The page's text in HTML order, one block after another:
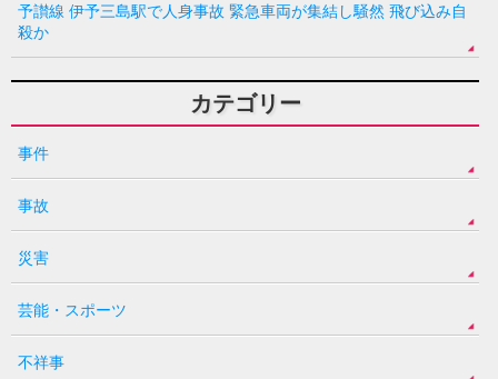
予讃線 伊予三島駅で人身事故 緊急車両が集結し騒然 飛び込み自
殺か
カテゴリー
事件
事故
災害
芸能・スポーツ
不祥事